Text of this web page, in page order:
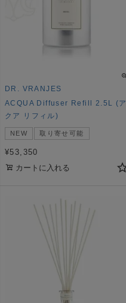
DR. VRANJES
ACQUA Diffuser Refill 2.5L (ア
クア リフィル)
NEW 取り寄せ可能
¥53,350
カートに入れる